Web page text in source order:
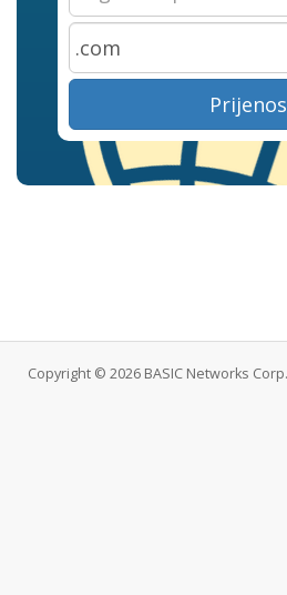
Prijenos
Copyright © 2026 BASIC Networks